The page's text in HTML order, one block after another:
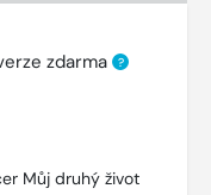
zdarma ?
Můj druhý život